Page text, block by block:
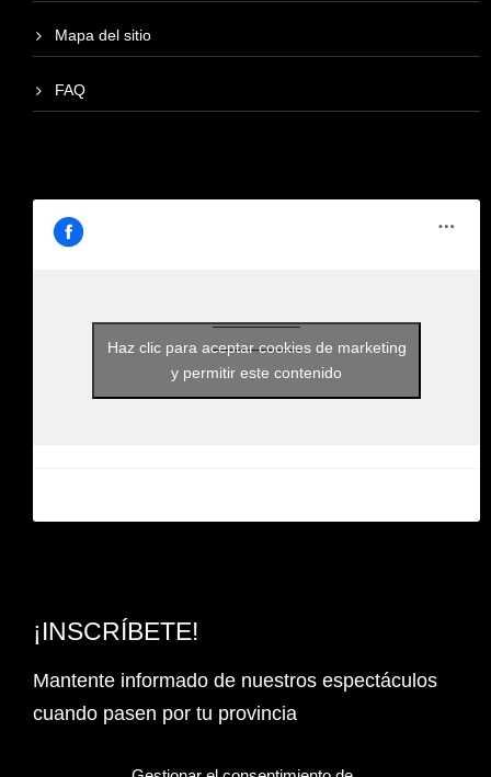
Mapa del sitio
FAQ
Haz clic para aceptar cookies de marketing
y permitir este contenido
¡INSCRÍBETE!
Mantente informado de nuestros espectáculos
cuando pasen por tu provincia